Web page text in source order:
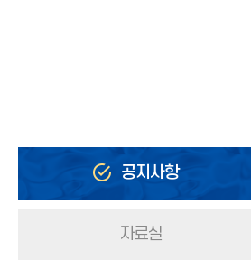
공지사항
자료실